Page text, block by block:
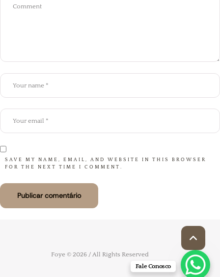
SAVE MY NAME, EMAIL, AND WEBSITE IN THIS BROWSER
FOR THE NEXT TIME I COMMENT.
Fale Conosco